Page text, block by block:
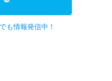
も情報発信中！